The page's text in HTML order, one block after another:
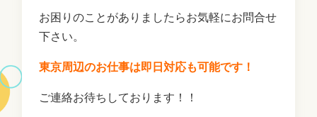
お困りのことがありましたらお気軽にお問合せ
下さい。
東京周辺のお仕事は即日対応も可能です！
ご連絡お待ちしております！！